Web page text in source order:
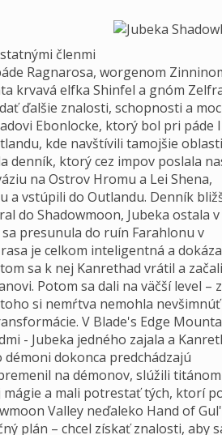
členmi
Ragnarosa, worgenom
krvavá elfka Shinfel a gnóm
ďalšie znalosti, schopnosti a
Ebonlocke, ktorý bol pri páde
kde navštívili tamojšie
denník, ktorý cez impov poslala
na Ostrov Hromu a Lei Shena,
a vstúpili do Outlandu. Denník
do Shadowmoon, Jubeka ostala
presunula do ruín Farahlonu v
je celkom inteligentná a
sa k nej Kanrethad vrátil a začali
Potom sa dali na väčší level –
si nemŕtva nemohla nevšimnúť
V Blade's Edge
- Jubeka jedného zajala a
démoni dokonca predchádzajú
na démonov, slúžili
a mali potrestať tých, ktorí
Valley neďaleko Hand of
plán – chcel získať znalosti, aby